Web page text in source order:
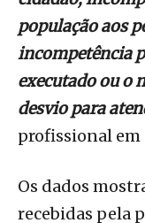
população aos
incompetência
executado ou o
desvio para
profissional em
Os dados
recebidas pela